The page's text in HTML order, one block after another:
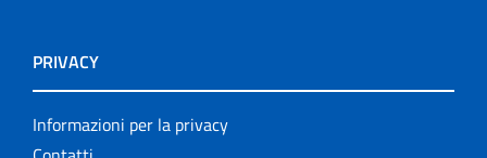
PRIVACY
Informazioni per la privacy